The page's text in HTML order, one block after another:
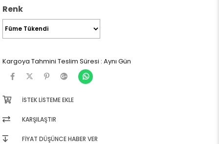
Renk
Kargoya Tahmini Teslim Süresi : Aynı Gün
İSTEK LISTEME EKLE
KARŞILAŞTIR
FIYAT DÜŞÜNCE HABER VER